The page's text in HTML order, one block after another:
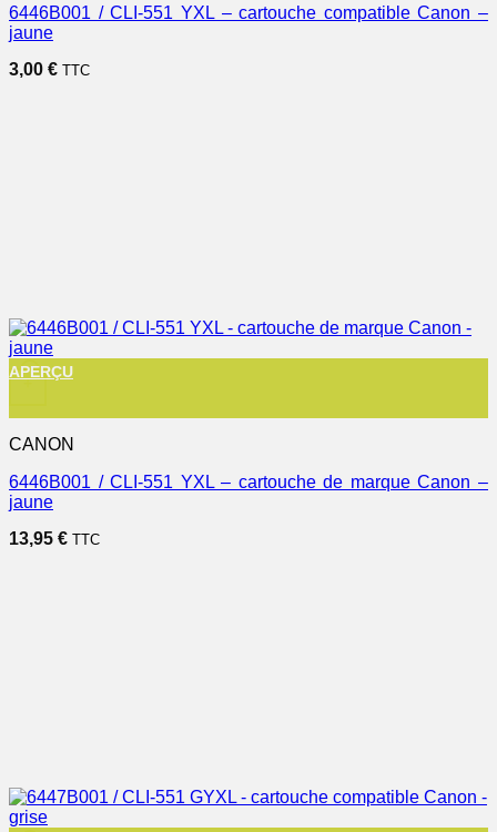
6446B001 / CLI-551 YXL – cartouche compatible Canon –
jaune
3,00 € TTC
+
APERÇU
CANON
6446B001 / CLI-551 YXL – cartouche de marque Canon –
jaune
13,95 € TTC